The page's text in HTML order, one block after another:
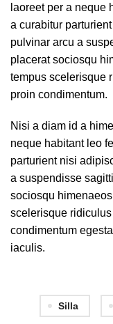
laoreet per a neque
a curabitur
pulvinar arcu a
placerat sociosqu
tempus scelerisque
proin condimentum.
Nisi a diam id a
neque habitant leo
parturient nisi
a suspendisse
sociosqu
scelerisque
condimentum
iaculis.
Silla